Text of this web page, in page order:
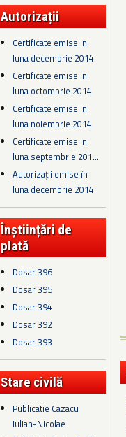
Autorizații
Certificate emise in
luna decembrie 2014
Certificate emise in
luna octombrie 2014
Certificate emise in
luna noiembrie 2014
Certificate emise in
luna septembrie 201...
Autorizații emise în
luna decembrie 2014
Înștiințări de
plată
Dosar 396
Dosar 395
Dosar 394
Dosar 392
Dosar 393
Stare civilă
Publicatie Cazacu
Iulian-Nicolae